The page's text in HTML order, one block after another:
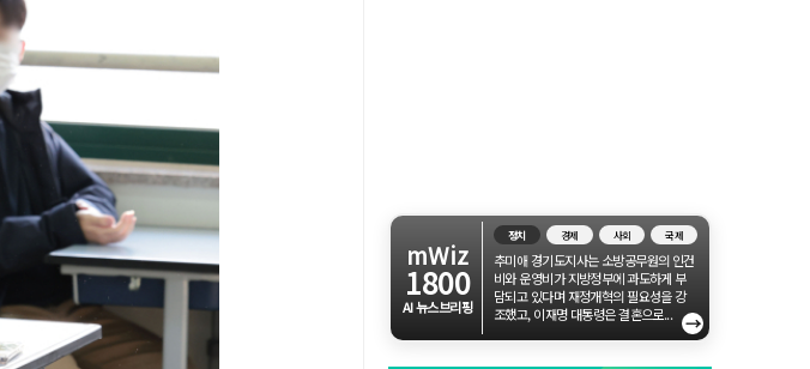
mWiz
1800
AI 뉴스브리핑
정치 경제 사회 국제
추미애 경기도지사는 소방공무원의 인건
비와 운영비가 지방정부에 과도하게 부
담되고 있다며 재정개혁의 필요성을 강
조했고, 이재명 대통령은 결혼으로...
→